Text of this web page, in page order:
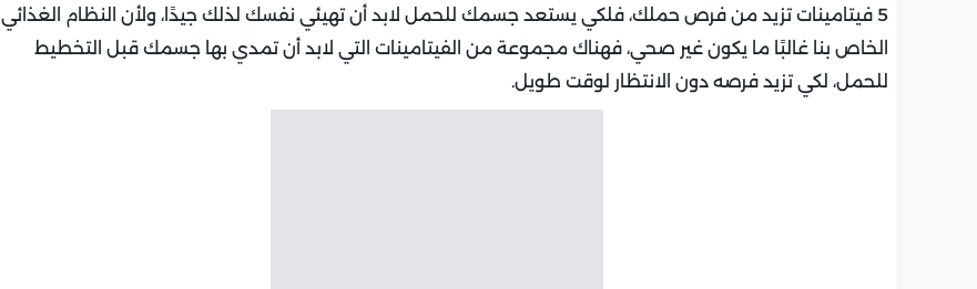
5 فيتامينات تزيد من فرص حملك، فلكي يستعد جسمك للحمل لابد أن تهيئي نفسك لذلك جيدًا، ولأن النظام الغذائي
الخاص بنا غالبًا ما يكون غير صحي، فهناك مجموعة من الفيتامينات التي لابد أن تمدي بها جسمك قبل التخطيط
للحمل، لكي تزيد فرصه دون الانتظار لوقت طويل.